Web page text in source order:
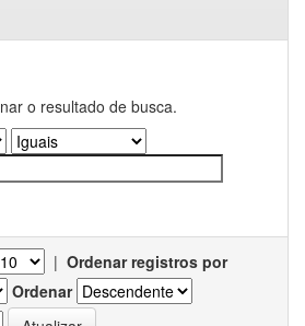
o resultado de busca.
| Ordenar registros por
Ordenar